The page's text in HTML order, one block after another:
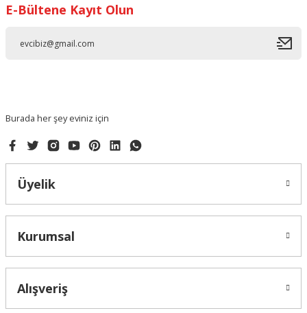
E-Bültene Kayıt Olun
Burada her şey eviniz için
Üyelik
Kurumsal
Alışveriş